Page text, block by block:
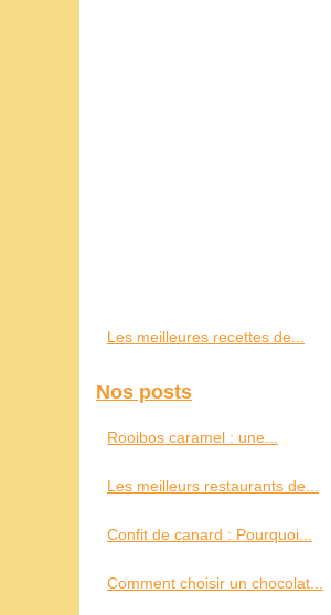
Les meilleures recettes de...
Nos posts
Rooibos caramel : une...
Les meilleurs restaurants de...
Confit de canard : Pourquoi...
Comment choisir un chocolat...